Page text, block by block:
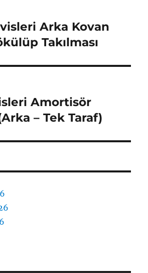
Arka Kovan
Takılması
Amortisör
– Tek Taraf)